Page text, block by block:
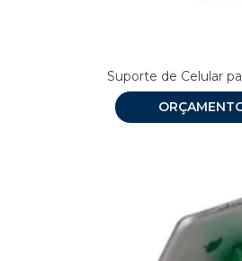
Suporte de Celular